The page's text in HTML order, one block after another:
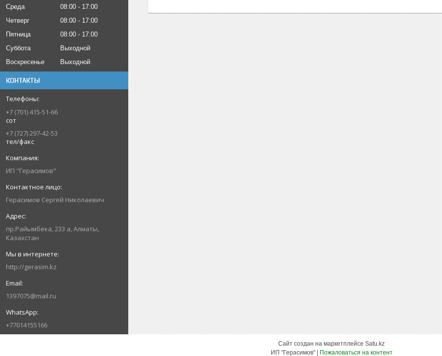
Среда
08:00
17:00
Четверг
08:00
17:00
Пятница
08:00
17:00
Суббота
Выходной
Воскресенье
Выходной
КОНТАКТЫ
+7 (701) 415-51-66
сот
+7 (727) 297-42-53
тел/факс
ИП "Герасимов"
Герасимов Сергей Николаевич
пр.Райымбека, 233 а, Алматы,
Казахстан
http://gerasim.kz
1397075@mail.ru
+77014155166
Сайт создан на маркетплейсе Satu.kz
Пожаловаться на контент